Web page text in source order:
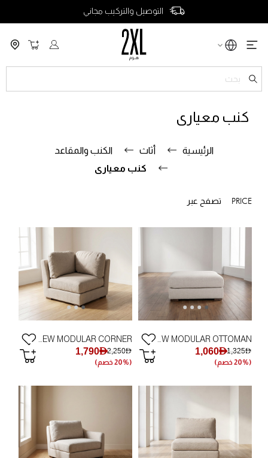
التوصيل والتركيب مجاني
سلة
كنب معيارى
الرئيسية أثاث
الكنب والمقاعد
كنب معيارى
PRICE تصفح عبر
1,060AED1,325AED
(20% خصم)
1,790AED2,250AED
(20% خصم)